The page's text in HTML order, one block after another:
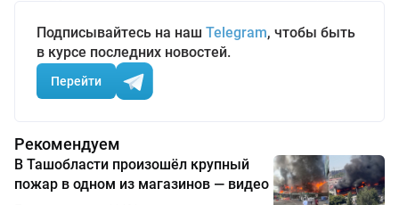
Подписывайтесь на наш Telegram, чтобы быть
в курсе последних новостей.
Перейти
Рекомендуем
В Ташобласти произошёл крупный
пожар в одном из магазинов — видео